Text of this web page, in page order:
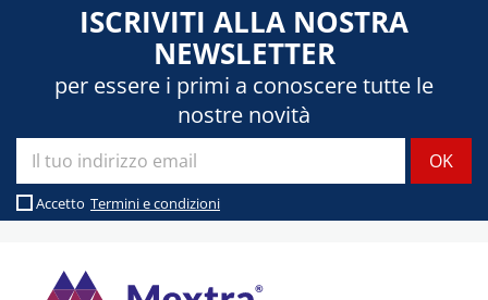
ISCRIVITI ALLA NOSTRA
NEWSLETTER
per essere i primi a conoscere tutte le
nostre novità
Accetto Termini e condizioni